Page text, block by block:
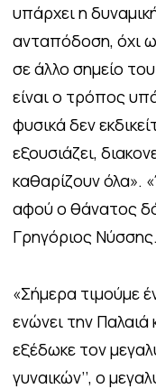
υπάρχει η
ανταπόδοση, όχι
σε άλλο σημείο
είναι ο τρόπος
φυσικά δεν
εξουσιάζει,
καθαρίζουν όλα».
αφού ο θάνατος
Γρηγόριος Νύσσης.
«Σήμερα τιμούμε
ενώνει την Παλαιά
εξέδωκε τον
γυναικών’’, ο